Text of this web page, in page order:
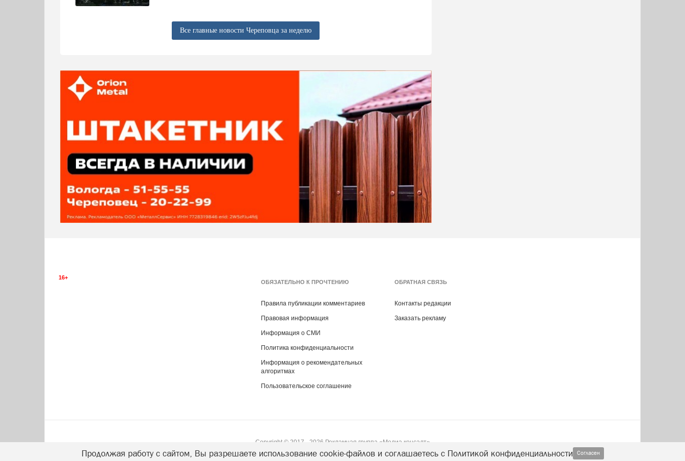
Все главные новости Череповца за неделю
16+
ОБЯЗАТЕЛЬНО К ПРОЧТЕНИЮ
Правила публикации комментариев
Правовая информация
Информация о СМИ
Политика конфиденциальности
Информация о рекомендательных
алгоритмах
Пользовательское соглашение
ОБРАТНАЯ СВЯЗЬ
Контакты редакции
Заказать рекламу
Copyright © 2017 - 2026 Рекламная группа «Медиа консалт»
Продолжая работу с сайтом, Вы разрешаете использование cookie-файлов и соглашаетесь с Политикой конфиденциальности Согласен